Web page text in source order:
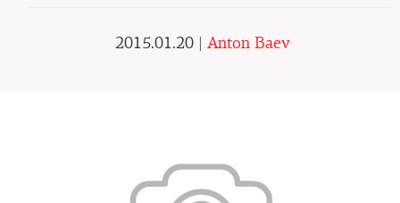
2015.01.20 | Anton Baev